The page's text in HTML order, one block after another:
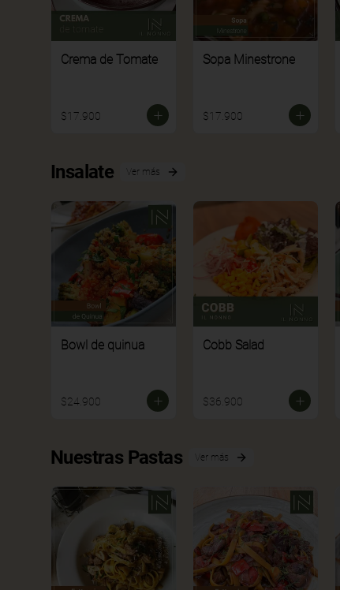
Crema de Tomate
$17.900
Sopa Minestrone
$17.900
Insalate Ver más
Bowl de quinua
$24.900
Cobb Salad
$36.900
Nuestras Pastas Ver más